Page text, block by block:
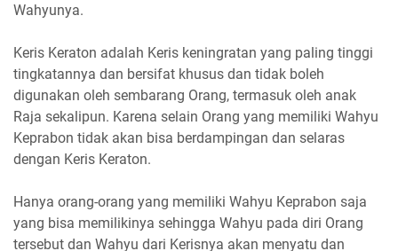
Wahyunya.
Keris Keraton adalah Keris keningratan yang paling tinggi
tingkatannya dan bersifat khusus dan tidak boleh
digunakan oleh sembarang Orang, termasuk oleh anak
Raja sekalipun. Karena selain Orang yang memiliki Wahyu
Keprabon tidak akan bisa berdampingan dan selaras
dengan Keris Keraton.
Hanya orang-orang yang memiliki Wahyu Keprabon saja
yang bisa memilikinya sehingga Wahyu pada diri Orang
tersebut dan Wahyu dari Kerisnya akan menyatu dan